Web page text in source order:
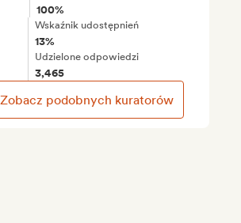
100%
Wskaźnik udostępnień
13%
Udzielone odpowiedzi
3,465
Zobacz podobnych kuratorów